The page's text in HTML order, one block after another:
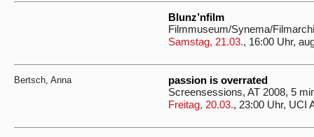
Blunz’nfilm
Filmmuseum/Synema/
Samstag, 21.03., 16:00 Uhr,
Bertsch, Anna
passion is overrated
Screensessions, AT 2008, 5
Freitag, 20.03., 23:00 Uhr, UCI